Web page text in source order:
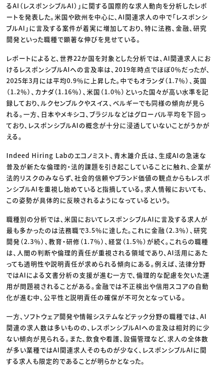
るAI（レスポンシブルAI）」に関する国際的な求人動向を分析したレポ
ートを発表した。米国や欧州を中心に、AI関連求人の中で「レスポンシ
ブルAI」に言及する案件が着実に増加しており、特に法務、金融、研究
開発といった職種で顕著な伸びを見せている。
レポートによると、世界22か国を対象とした分析では、AI関連求人にお
けるレスポンシブルAIへの言及率は、2019年時点でほぼ0％だったが、
2025年3月には平均0.9％に上昇した。中でもオランダ（1.7％）、英国
（1.2％）、カナダ（1.16％）、米国（1.0％）といった国々が高い水準を記
録しており、ルクセンブルクやスイス、ベルギーでも同様の傾向が見ら
れる。一方、日本やメキシコ、ブラジルなどはグローバル平均を下回っ
ており、レスポンシブルAIの概念が十分に浸透していないことがうかが
える。
Indeed Hiring Labのエコノミスト、青木雄介氏は、生成AIの急速な
普及が新たな倫理的・法的課題を引き起こしていることに触れ、企業が
法的リスクのみならず、社会的信頼やブランド価値の観点からもレスポ
ンシブルAIを重視し始めていると指摘している。求人情報においても、
この姿勢が具体的に反映されるようになっているという。
職種別の分析では、米国においてレスポンシブルAIに言及する求人が
最も多かったのは法務職で3.5％に達した。これに金融（2.3％）、研究
開発（2.3％）、教育・研修（1.7％）、経営（1.5％）が続く。これらの職種
は、人間の判断や倫理的責任が重視される領域であり、AI活用にあた
っても透明性や説明責任が求められる傾向にある。例えば、法律分野
ではAIによる文書分析の支援が進む一方で、倫理的な配慮を欠いた運
用が問題視されることがある。金融では不正検出や信用スコアの自動
化が進む中、公平性と説明責任の確保が不可欠となっている。
一方、ソフトウェア開発や情報システムなどテック分野の職種では、AI
関連の求人数は多いものの、レスポンシブルAIへの言及は相対的に少
ない傾向が見られる。また、飲食や看護、設備管理など、求人の全体数
が多い業種ではAI関連求人そのものが少なく、レスポンシブルAIに関
する求人も限定的であることが明らかとなった。